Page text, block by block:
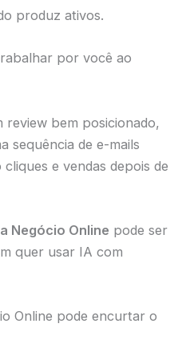
produz ativos.
por você ao
bem posicionado,
sequência de e-mails
e vendas depois de
Negócio Online pode ser
quer usar IA com
Online pode encurtar o